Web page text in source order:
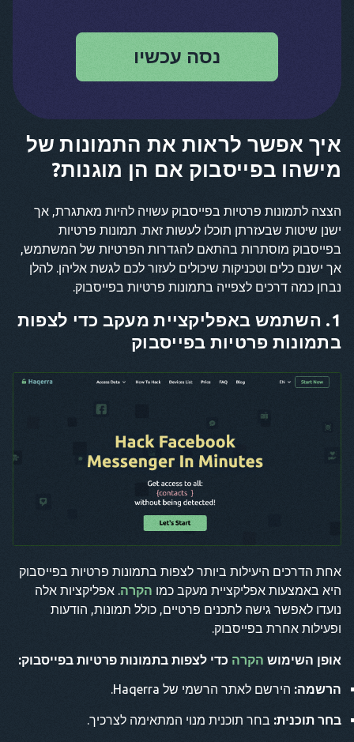
נסה עכשיו
איך אפשר לראות את התמונות של
מישהו בפייסבוק אם הן מוגנות?
הצצה לתמונות פרטיות בפייסבוק עשויה להיות מאתגרת, אך
ישנן שיטות שבעזרתן תוכלו לעשות זאת. תמונות פרטיות
בפייסבוק מוסתרות בהתאם להגדרות הפרטיות של המשתמש,
אך ישנם כלים וטכניקות שיכולים לעזור לכם לגשת אליהן. להלן
נבחן כמה דרכים לצפייה בתמונות פרטיות בפייסבוק.
1. השתמש באפליקציית מעקב כדי לצפות
בתמונות פרטיות בפייסבוק
אחת הדרכים היעילות ביותר לצפות בתמונות פרטיות בפייסבוק
היא באמצעות אפליקציית מעקב כמו הקרה . אפליקציות אלה
נועדו לאפשר גישה לתכנים פרטיים, כולל תמונות, הודעות
ופעילות אחרת בפייסבוק.
אופן השימוש הקרה כדי לצפות בתמונות פרטיות בפייסבוק:
הרשמה: הירשם לאתר הרשמי של Haqerra.
בחר תוכנית: בחר תוכנית מנוי המתאימה לצרכיך.